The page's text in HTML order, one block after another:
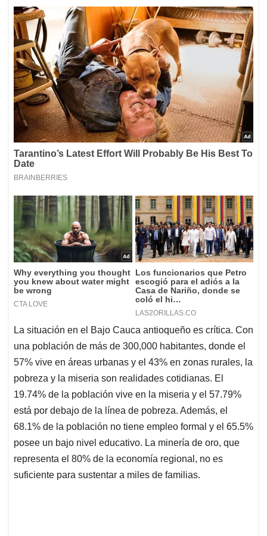
La situación en el Bajo Cauca antioqueño es crítica. Con
una población de más de 300,000 habitantes, donde el
57% vive en áreas urbanas y el 43% en zonas rurales, la
pobreza y la miseria son realidades cotidianas. El
19.74% de la población vive en la miseria y el 57.79%
está por debajo de la línea de pobreza. Además, el
68.1% de la población no tiene empleo formal y el 65.5%
posee un bajo nivel educativo. La minería de oro, que
representa el 80% de la economía regional, no es
suficiente para sustentar a miles de familias.